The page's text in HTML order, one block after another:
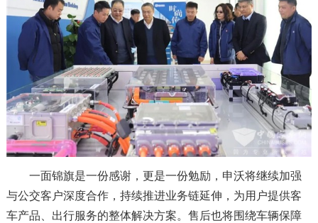
一面锦旗是一份感谢，更是一份勉励，申沃将继续加强
与公交客户深度合作，持续推进业务链延伸，为用户提供客
车产品、出行服务的整体解决方案。售后也将围绕车辆保障